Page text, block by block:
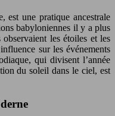
est une pratique ancestrale
babyloniennes il y a plus
les étoiles et les
sur les événements
qui divisent l’année
du soleil dans le ciel, est